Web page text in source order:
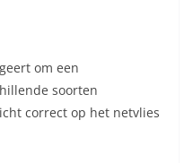
om een
soorten
correct op het netvlies